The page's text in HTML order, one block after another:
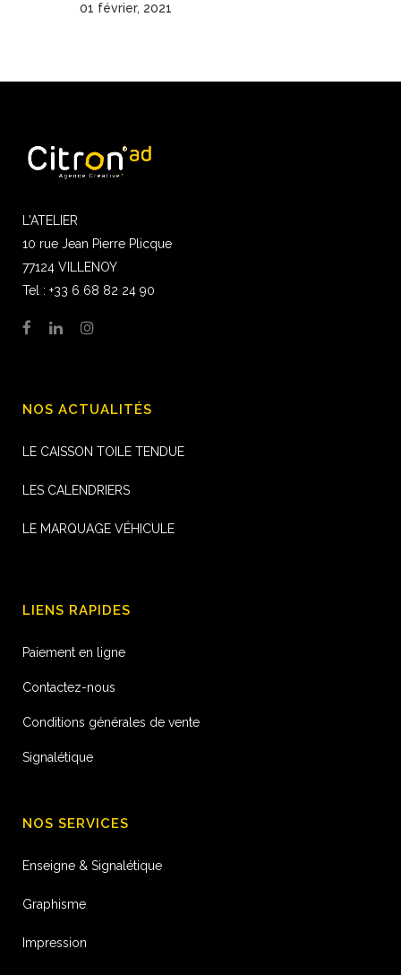
01 février, 2021
L'ATELIER
10 rue Jean Pierre Plicque
77124 VILLENOY
Tel : +33 6 68 82 24 90
NOS ACTUALITÉS
LE CAISSON TOILE TENDUE
LES CALENDRIERS
LE MARQUAGE VÉHICULE
LIENS RAPIDES
Paiement en ligne
Contactez-nous
Conditions générales de vente
Signalétique
NOS SERVICES
Enseigne & Signalétique
Graphisme
Impression